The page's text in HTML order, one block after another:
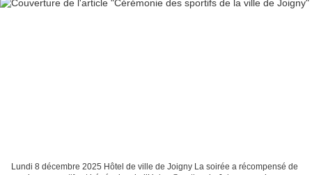
Lundi 8 décembre 2025 Hôtel de ville de Joigny La soirée a récompensé de